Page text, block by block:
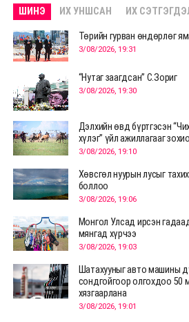
ШИНЭ ИХ УНШСАН ИХ
Төрийн гурван өндөрлөг
3/08/2026, 19:31
“Нутаг заагдсан” С.Зориг
3/08/2026, 19:30
Дэлхийн өвд бүртгэсэн
хүлэг” үйл ажиллагааг
3/08/2026, 19:10
Хөвсгөл нуурын лусыг
боллоо
3/08/2026, 19:06
Монгол Улсад ирсэн
мянгад хүрчээ
3/08/2026, 19:03
Шатахууныг авто машины
сондгойгоор олгохдоо 50
хязгаарлана
3/08/2026, 19:01